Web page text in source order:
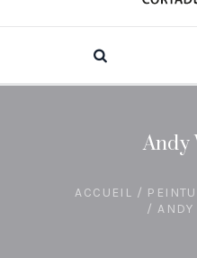
Andy
ACCUEIL /
/ ANDY